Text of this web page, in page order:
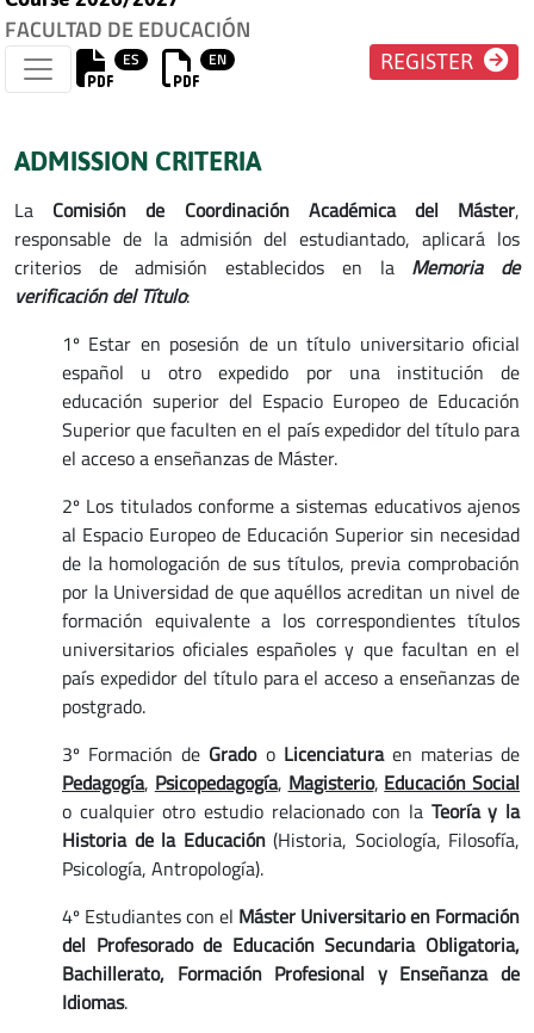
FACULTAD DE EDUCACIÓN
ES EN REGISTER
ADMISSION CRITERIA
La Comisión de Coordinación Académica del Máster,
responsable de la admisión del estudiantado, aplicará los
criterios de admisión establecidos en la Memoria de
verificación del Título:
1º Estar en posesión de un título universitario oficial
español u otro expedido por una institución de
educación superior del Espacio Europeo de Educación
Superior que faculten en el país expedidor del título para
el acceso a enseñanzas de Máster.
2º Los titulados conforme a sistemas educativos ajenos
al Espacio Europeo de Educación Superior sin necesidad
de la homologación de sus títulos, previa comprobación
por la Universidad de que aquéllos acreditan un nivel de
formación equivalente a los correspondientes títulos
universitarios oficiales españoles y que facultan en el
país expedidor del título para el acceso a enseñanzas de
postgrado.
3º Formación de Grado o Licenciatura en materias de
Pedagogía, Psicopedagogía, Magisterio, Educación Social
o cualquier otro estudio relacionado con la Teoría y la
Historia de la Educación(Historia, Sociología, Filosofía,
Psicología, Antropología).
4º Estudiantes con el Máster Universitario en Formación
del Profesorado de Educación Secundaria Obligatoria,
Bachillerato, Formación Profesional y Enseñanza de
Idiomas.